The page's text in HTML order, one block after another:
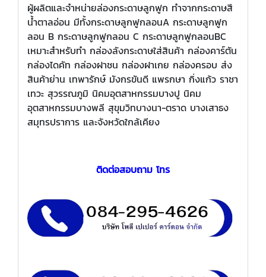
ผู้ผลิตและจำหน่ายล่องกระดาษลูกฟูก ทำจากกระดาษสี
น้ำตาลอ่อน มีทั้งกระดาษลูกฟูกลอนA กระดาษลูกฟูก
ลอน B กระดาษลูกฟูกลอน C กระดาษลูกฟูกลอนBC
เหมาะสำหรับทำ กล่องลังกระดาษใส่สินค้า กล่องคาร์ตัน
กล่องไดคัท กล่องฝาชน กล่องฝาเกย กล่องครอบ ส่ง
สินค้าย่าน เทพารักษ์ มังกรขันดี แพรกษา กิ่งแก้ว ราชา
เทวะ สุวรรณภูมิ นิคมอุตสาหกรรมบางปู นิคม
อุตสาหกรรมบางพลี สุขุมวิทบางนา-ตราด บางเสาธง
สมุทรปราการ และจังหวัดใกล้เคียง
ติดต่อสอบถาม โทร